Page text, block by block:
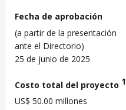
Fecha de aprobación
(a partir de la presentación
ante el Directorio)
25 de junio de 2025
Costo total del proyecto 1
US$ 50.00 millones